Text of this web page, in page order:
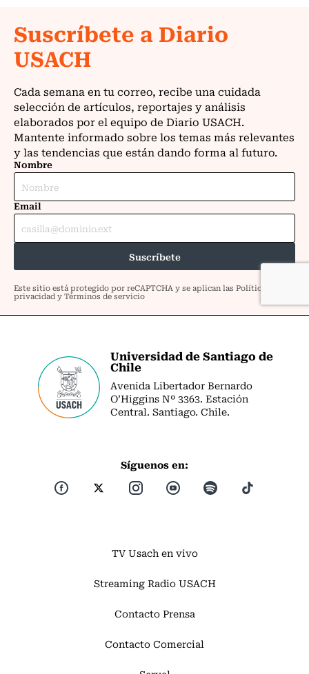
Universidad de Santiago de
Chile
Avenida Libertador Bernardo
O’Higgins Nº 3363. Estación
Central. Santiago. Chile.
Síguenos en:
TV Usach en vivo
Streaming Radio USACH
Contacto Prensa
Contacto Comercial